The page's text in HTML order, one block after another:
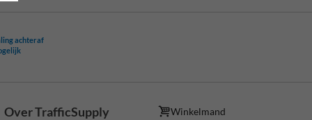
achteraf
Over TrafficSupply
Winkelmand